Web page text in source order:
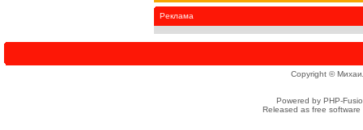
Реклама
Copyright ©
Powered by PHP-
Released as free